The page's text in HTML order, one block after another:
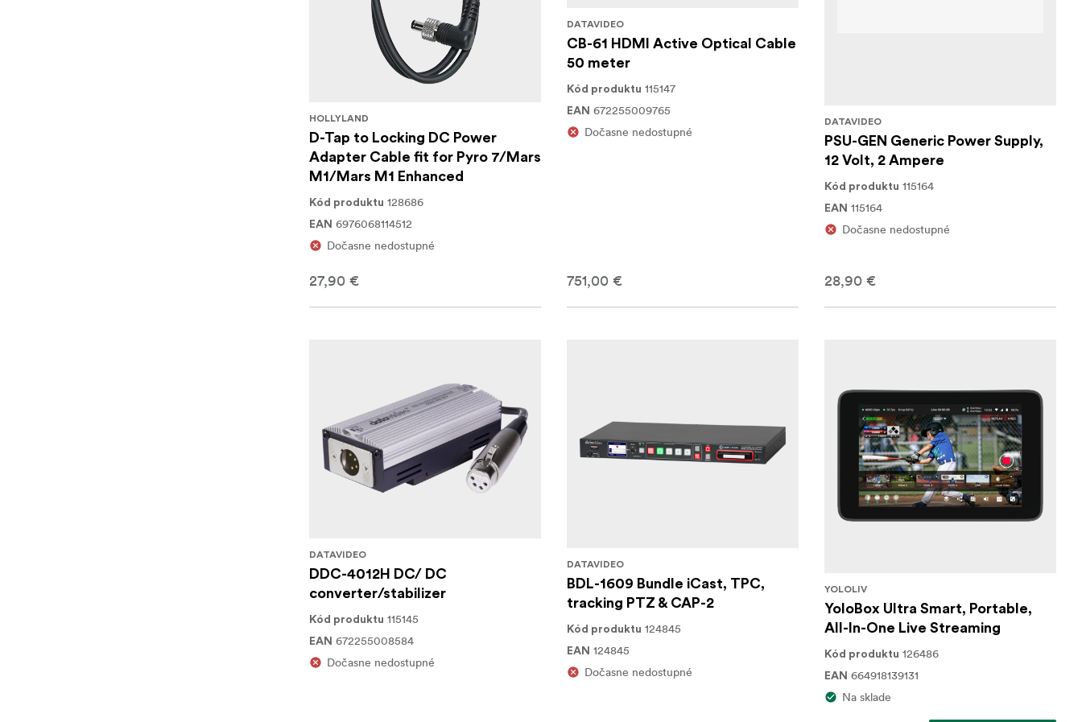
HOLLYLAND
D-Tap to Locking DC Power
Adapter Cable fit for Pyro 7/Mars
M1/Mars M1 Enhanced
Kód produktu 128686
EAN 6976068114512
Dočasne nedostupné
27,90 €
DATAVIDEO
CB-61 HDMI Active Optical Cable
50 meter
Kód produktu 115147
EAN 672255009765
Dočasne nedostupné
751,00 €
DATAVIDEO
PSU-GEN Generic Power Supply,
12 Volt, 2 Ampere
Kód produktu 115164
EAN 115164
Dočasne nedostupné
28,90 €
DATAVIDEO
DDC-4012H DC/ DC
converter/stabilizer
Kód produktu 115145
EAN 672255008584
Dočasne nedostupné
DATAVIDEO
BDL-1609 Bundle iCast, TPC,
tracking PTZ & CAP-2
Kód produktu 124845
EAN 124845
Dočasne nedostupné
YOLOLIV
YoloBox Ultra Smart, Portable,
All-In-One Live Streaming
Kód produktu 126486
EAN 664918139131
Na sklade